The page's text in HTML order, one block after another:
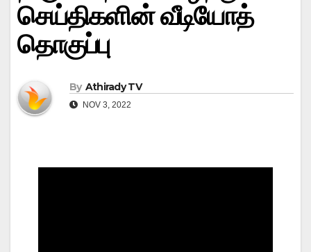
செய்திகளின் வீடியோத்
தொகுப்பு
By Athirady TV
NOV 3, 2022